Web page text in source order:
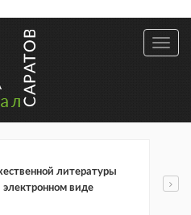
литературы
электронном виде